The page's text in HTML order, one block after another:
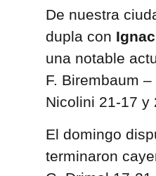
De nuestra
dupla con
una notable
F. Birembaum
Nicolini 21-17 y
El domingo
terminaron